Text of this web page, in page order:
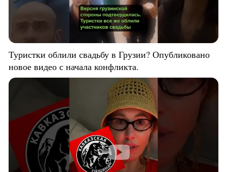
Туристки облили свадьбу в Грузии? Опубликовано
новое видео с начала конфликта.